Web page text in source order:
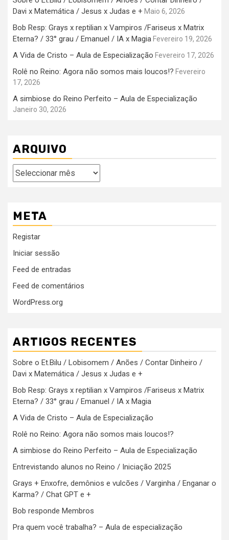
Davi x Matemática / Jesus x Judas e + Maio 6, 2026
Bob Resp: Grays x reptilian x Vampiros /Fariseus x Matrix
Eterna? / 33° grau / Emanuel / IA x Magia Fevereiro 19, 2026
A Vida de Cristo – Aula de Especialização Fevereiro 17, 2026
Rolê no Reino: Agora não somos mais loucos!? Fevereiro
17, 2026
A simbiose do Reino Perfeito – Aula de Especialização
Janeiro 30, 2026
ARQUIVO
Arquivo
META
Registar
Iniciar sessão
Feed de entradas
Feed de comentários
WordPress.org
ARTIGOS RECENTES
Sobre o Et.Bilu / Lobisomem / Anões / Contar Dinheiro /
Davi x Matemática / Jesus x Judas e +
Bob Resp: Grays x reptilian x Vampiros /Fariseus x Matrix
Eterna? / 33° grau / Emanuel / IA x Magia
A Vida de Cristo – Aula de Especialização
Rolê no Reino: Agora não somos mais loucos!?
A simbiose do Reino Perfeito – Aula de Especialização
Entrevistando alunos no Reino / Iniciação 2025
Grays + Enxofre, demônios e vulcões / Varginha / Enganar o
Karma? / Chat GPT e +
Bob responde Membros
Pra quem você trabalha? – Aula de especialização